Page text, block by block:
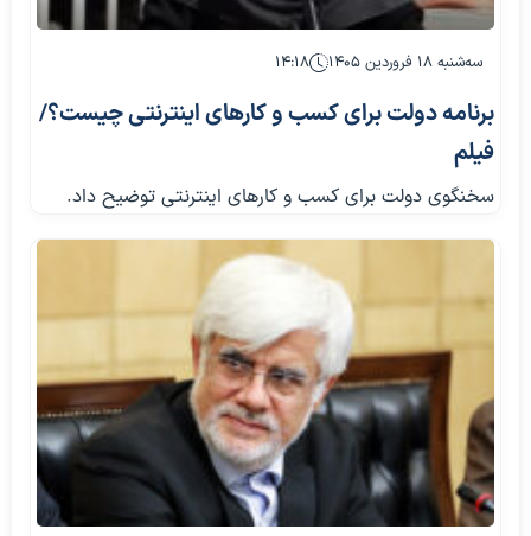
سه‌شنبه ۱۸ فروردین ۱۴۰۵ ۱۴:۱۸
برنامه دولت برای کسب و کارهای اینترنتی چیست؟/
فیلم
سخنگوی دولت برای کسب و کارهای اینترنتی توضیح داد.